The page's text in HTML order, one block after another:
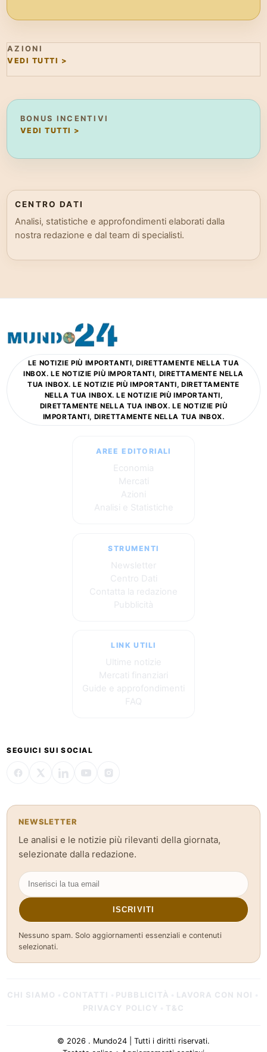
AZIONI
VEDI TUTTI >
BONUS INCENTIVI
VEDI TUTTI >
CENTRO DATI
Analisi, statistiche e approfondimenti elaborati dalla
nostra redazione e dal team di specialisti.
LE NOTIZIE PIÙ IMPORTANTI, DIRETTAMENTE NELLA TUA
INBOX. LE NOTIZIE PIÙ IMPORTANTI, DIRETTAMENTE NELLA
TUA INBOX. LE NOTIZIE PIÙ IMPORTANTI, DIRETTAMENTE
NELLA TUA INBOX. LE NOTIZIE PIÙ IMPORTANTI,
DIRETTAMENTE NELLA TUA INBOX. LE NOTIZIE PIÙ
IMPORTANTI, DIRETTAMENTE NELLA TUA INBOX.
AREE EDITORIALI
Economia
Mercati
Azioni
Analisi e Statistiche
STRUMENTI
Newsletter
Centro Dati
Contatta la redazione
Pubblicità
LINK UTILI
Ultime notizie
Mercati finanziari
Guide e approfondimenti
FAQ
SEGUICI SUI SOCIAL
NEWSLETTER
Le analisi e le notizie più rilevanti della giornata,
selezionate dalla redazione.
ISCRIVITI
Nessuno spam. Solo aggiornamenti essenziali e contenuti
selezionati.
CHI SIAMO CONTATTI PUBBLICITÀ LAVORA CON NOI
PRIVACY POLICY T&C
© 2026 . Mundo24 | Tutti i diritti riservati.